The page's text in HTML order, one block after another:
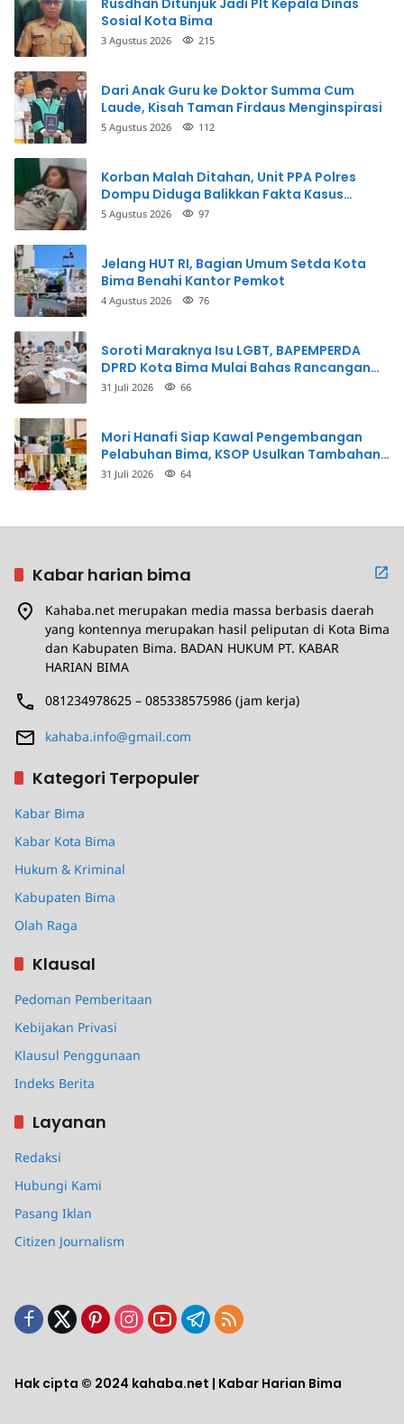
Sosial Kota Bima
3 Agustus 2026 215
Dari Anak Guru ke Doktor Summa Cum
Laude, Kisah Taman Firdaus Menginspirasi
5 Agustus 2026 112
Korban Malah Ditahan, Unit PPA Polres
Dompu Diduga Balikkan Fakta Kasus
Penganiayaan
5 Agustus 2026 97
Jelang HUT RI, Bagian Umum Setda Kota
Bima Benahi Kantor Pemkot
4 Agustus 2026 76
Soroti Maraknya Isu LGBT, BAPEMPERDA
DPRD Kota Bima Mulai Bahas Rancangan
Perda Pencegahan
31 Juli 2026 66
Mori Hanafi Siap Kawal Pengembangan
Pelabuhan Bima, KSOP Usulkan Tambahan
Dermaga Rp400 Miliar
31 Juli 2026 64
Kabar harian bima
Kahaba.net merupakan media massa berbasis daerah
yang kontennya merupakan hasil peliputan di Kota Bima
dan Kabupaten Bima. BADAN HUKUM PT. KABAR
HARIAN BIMA
081234978625 – 085338575986 (jam kerja)
kahaba.info@gmail.com
Kategori Terpopuler
Kabar Bima
Kabar Kota Bima
Hukum & Kriminal
Kabupaten Bima
Olah Raga
Klausal
Pedoman Pemberitaan
Kebijakan Privasi
Klausul Penggunaan
Indeks Berita
Layanan
Redaksi
Hubungi Kami
Pasang Iklan
Citizen Journalism
Hak cipta © 2024 kahaba.net | Kabar Harian Bima